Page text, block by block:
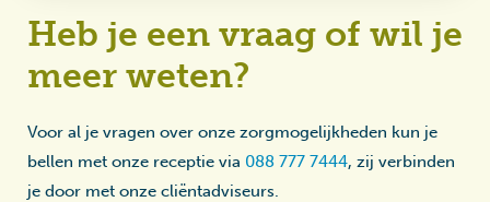
Heb je een vraag of wil je
meer weten?
Voor al je vragen over onze zorgmogelijkheden kun je
bellen met onze receptie via 088 777 7444, zij verbinden
je door met onze cliëntadviseurs.